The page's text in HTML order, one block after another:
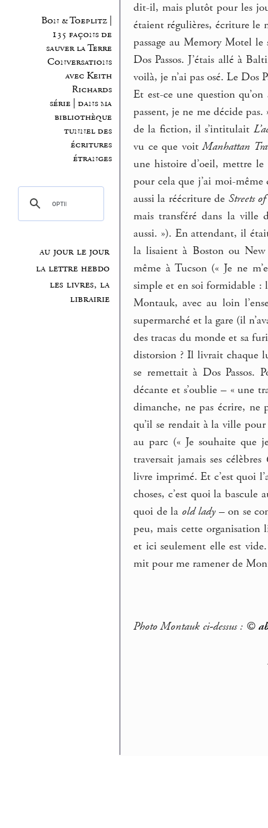
Bon & Toeplitz |
135 façons de
sauver la Terre
Conversations
avec Keith
Richards
série | dans ma
bibliothèque
tunnel des
écritures
étranges
au jour le jour
la lettre hebdo
les livres, la
librairie
dit-il, mais plutôt pour les
étaient régulières, écriture
passage au Memory Motel
Dos Passos. J’étais allé à
voilà, je n’ai pas osé. Le Dos
Et est-ce une question
passent, je ne me décide
de la fiction, il s’intitulait
vu ce que voitManhattan
une histoire d’oeil, mettre le
pour cela que j’ai moi-
aussi la réécriture de Streets
mais transféré dans la ville
aussi. »). En attendant, il
la lisaient à Boston ou New
même à Tucson (« Je ne
simple et en soi formidable :
Montauk, avec au loin
supermarché et la gare (il
des tracas du monde et sa
distorsion ? Il livrait chaque
se remettait à Dos Passos.
décante et s’oublie – « une
dimanche, ne pas écrire, ne
qu’il se rendait à la ville
au parc (« Je souhaite que
traversait jamais ses célèbres
livre imprimé. Et c’est quoi
choses, c’est quoi la bascule
quoi de la old lady– on se
peu, mais cette organisation
et ici seulement elle est
mit pour me ramener de
Photo Montauk ci-dessus : ©